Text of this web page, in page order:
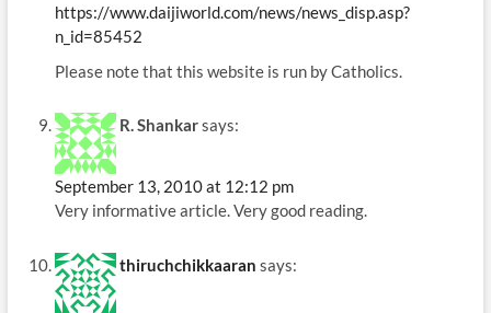
https://www.daijiworld.com/news/news_disp.asp?
n_id=85452
Please note that this website is run by Catholics.
R. Shankarsays:
September 13, 2010 at 12:12 pm
Very informative article. Very good reading.
thiruchchikkaaran says: